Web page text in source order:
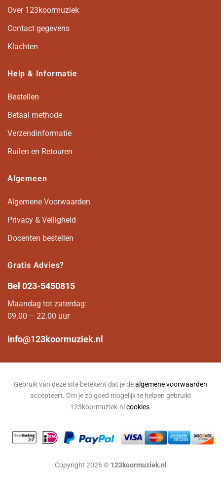
Over 123koormuziek
Contact gegevens
Klachten
Help & Informatie
Bestellen
Betaal methode
Verzendinformatie
Ruilen en Retouren
Algemeen
Algemene Voorwaarden
Privacy & Veiligheid
Docenten bestellen
Gratis Advies?
Bel 023-5450815
Maandag tot zaterdag:
09.00 – 22.00 uur
info@123koormuziek.nl
Gebruik van deze site betekent dat je dealgemene voorwaarden
accepteert. Om je zo goed mogelijk te helpen gebruikt
123koormuziek.nl cookies.
Copyright 2026 © 123koormuziek.nl